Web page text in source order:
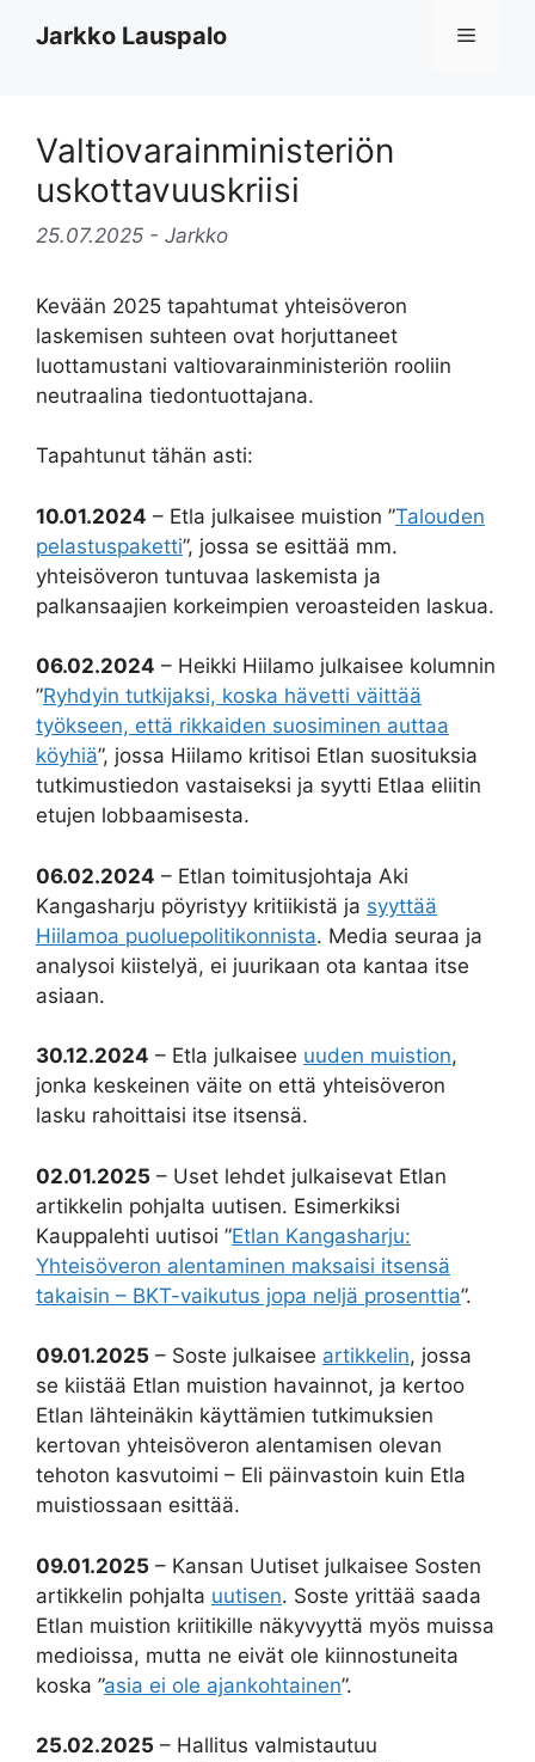
sisältöön
Jarkko Lauspalo Valikko
Valtiovarainministeriön
uskottavuuskriisi
25.07.2025 - Jarkko
Kevään 2025 tapahtumat yhteisöveron
laskemisen suhteen ovat horjuttaneet
luottamustani valtiovarainministeriön rooliin
neutraalina tiedontuottajana.
Tapahtunut tähän asti:
10.01.2024 – Etla julkaisee muistion ”Talouden
pelastuspaketti”, jossa se esittää mm.
yhteisöveron tuntuvaa laskemista ja
palkansaajien korkeimpien veroasteiden laskua.
06.02.2024 – Heikki Hiilamo julkaisee kolumnin
”Ryhdyin tutkijaksi, koska hävetti väittää
työkseen, että rikkaiden suosiminen auttaa
köyhiä”, jossa Hiilamo kritisoi Etlan suosituksia
tutkimustiedon vastaiseksi ja syytti Etlaa eliitin
etujen lobbaamisesta.
06.02.2024 – Etlan toimitusjohtaja Aki
Kangasharju pöyristyy kritiikistä ja syyttää
Hiilamoa puoluepolitikonnista. Media seuraa ja
analysoi kiistelyä, ei juurikaan ota kantaa itse
asiaan.
30.12.2024 – Etla julkaisee uuden muistion,
jonka keskeinen väite on että yhteisöveron
lasku rahoittaisi itse itsensä.
02.01.2025 – Uset lehdet julkaisevat Etlan
artikkelin pohjalta uutisen. Esimerkiksi
Kauppalehti uutisoi ”Etlan Kangasharju:
Yhteisöveron alentaminen maksaisi itsensä
takaisin – BKT-vaikutus jopa neljä prosenttia”.
09.01.2025 – Soste julkaisee artikkelin, jossa
se kiistää Etlan muistion havainnot, ja kertoo
Etlan lähteinäkin käyttämien tutkimuksien
kertovan yhteisöveron alentamisen olevan
tehoton kasvutoimi – Eli päinvastoin kuin Etla
muistiossaan esittää.
09.01.2025 – Kansan Uutiset julkaisee Sosten
artikkelin pohjalta uutisen. Soste yrittää saada
Etlan muistion kriitikille näkyvyyttä myös muissa
medioissa, mutta ne eivät ole kiinnostuneita
koska ”asia ei ole ajankohtainen”.
25.02.2025 – Hallitus valmistautuu